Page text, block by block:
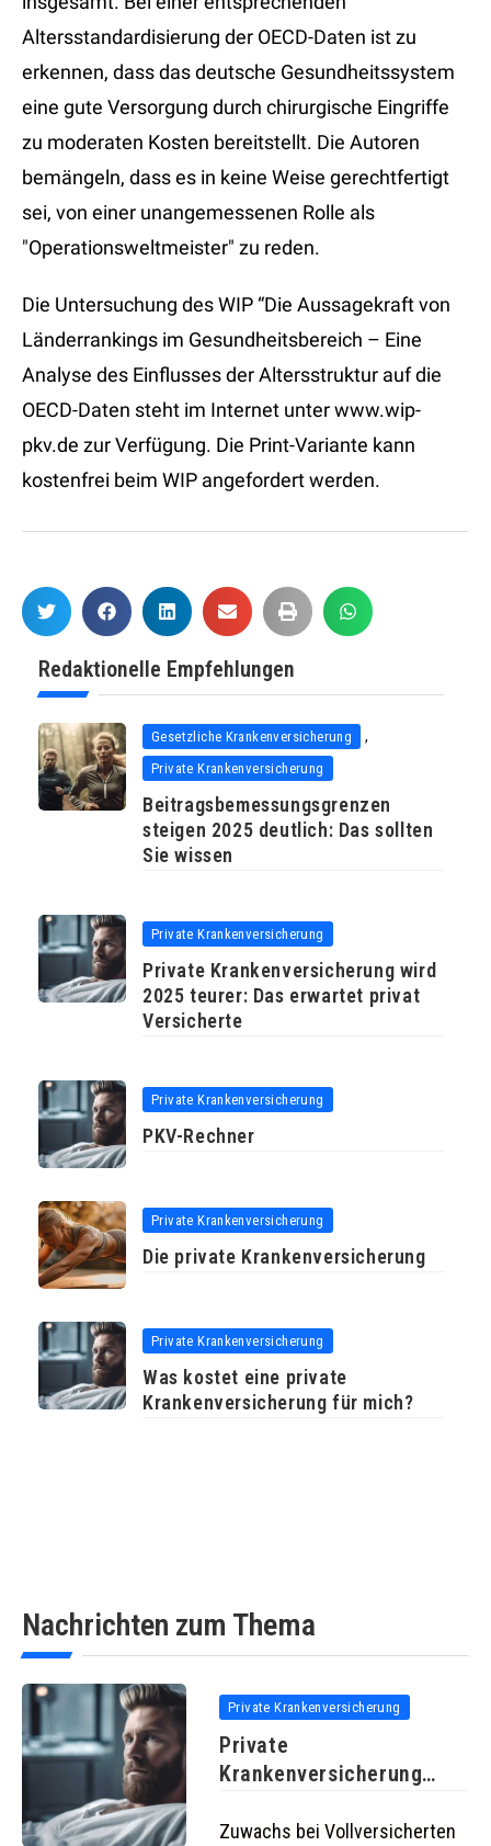
Altersstandardisierung der OECD-Daten ist zu
erkennen, dass das deutsche Gesundheitssystem
eine gute Versorgung durch chirurgische Eingriffe
zu moderaten Kosten bereitstellt. Die Autoren
bemängeln, dass es in keine Weise gerechtfertigt
sei, von einer unangemessenen Rolle als
"Operationsweltmeister" zu reden.
Die Untersuchung des WIP “Die Aussagekraft von
Länderrankings im Gesundheitsbereich – Eine
Analyse des Einflusses der Altersstruktur auf die
OECD-Daten steht im Internet unter www.wip-
pkv.de zur Verfügung. Die Print-Variante kann
kostenfrei beim WIP angefordert werden.
Redaktionelle Empfehlungen
Gesetzliche Krankenversicherung ,
Private Krankenversicherung
Beitragsbemessungsgrenzen
steigen 2025 deutlich: Das sollten
Sie wissen
Private Krankenversicherung
Private Krankenversicherung wird
2025 teurer: Das erwartet privat
Versicherte
Private Krankenversicherung
PKV-Rechner
Private Krankenversicherung
Die private Krankenversicherung
Private Krankenversicherung
Was kostet eine private
Krankenversicherung für mich?
Nachrichten zum Thema
Private Krankenversicherung
Private
Krankenversicherung
stabiles Wachstum in
Zuwachs bei Vollversicherten